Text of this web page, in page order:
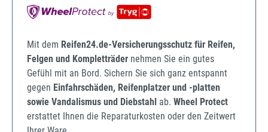
Mit dem Reifen24.de-Versicherungsschutz für Reifen,
Felgen und Kompletträder nehmen Sie ein gutes
Gefühl mit an Bord. Sichern Sie sich ganz entspannt
gegen Einfahrschäden, Reifenplatzer und -platten
sowie Vandalismus und Diebstahl ab. Wheel Protect
erstattet Ihnen die Reparaturkosten oder den Zeitwert